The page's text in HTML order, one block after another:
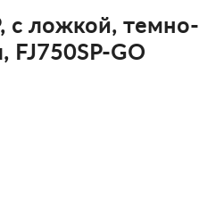
c ложкой, темно-
FJ750SP-GO